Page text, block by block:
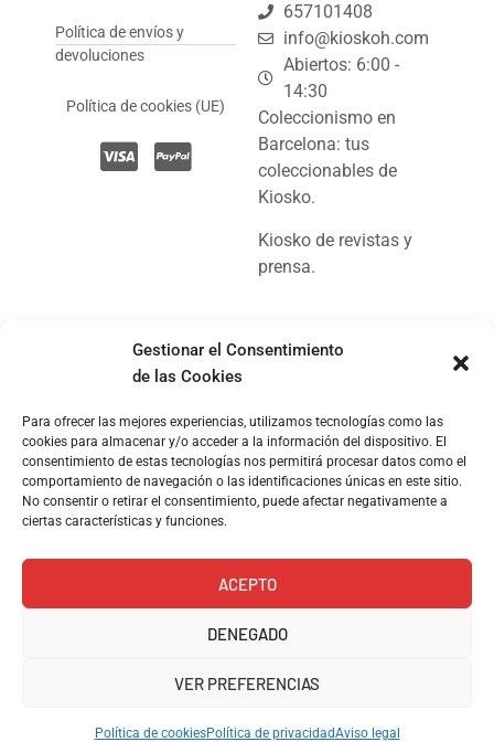
Gestionar el Consentimiento
de las Cookies
Para ofrecer las mejores experiencias, utilizamos tecnologías como las
cookies para almacenar y/o acceder a la información del dispositivo. El
consentimiento de estas tecnologías nos permitirá procesar datos como el
comportamiento de navegación o las identificaciones únicas en este sitio.
No consentir o retirar el consentimiento, puede afectar negativamente a
ciertas características y funciones.
ACEPTO
DENEGADO
VER PREFERENCIAS
Política de cookiesPolítica de privacidadAviso legal
Política de envíos y
devoluciones
Política de cookies (UE)
657101408
info@kioskoh.com
Abiertos: 6:00 -
14:30
Coleccionismo en
Barcelona: tus
coleccionables de
Kiosko.
Kiosko de revistas y
prensa.